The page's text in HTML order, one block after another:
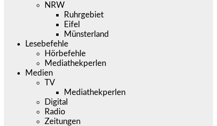
NRW
Ruhrgebiet
Eifel
Münsterland
Lesebefehle
Hörbefehle
Mediathekperlen
Medien
TV
Mediathekperlen
Digital
Radio
Zeitungen